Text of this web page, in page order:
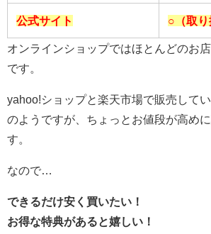
公式サイト ○（取り
オンラインショップではほとんどのお
です。
yahoo!ショップと楽天市場で販売して
のようですが、ちょっとお値段が高め
す。
なので…
できるだけ安く買いたい！
お得な特典があると嬉しい！